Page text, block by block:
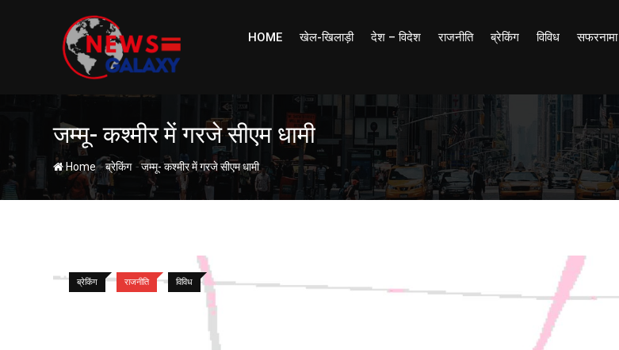
HOME खेल-खिलाड़ी देश – विदेश राजनीति ब्रेकिंग विविध सफरनामा
जम्मू- कश्मीर में गरजे सीएम धामी
Home-ब्रेकिंग-जम्मू- कश्मीर में गरजे सीएम धामी
ब्रेकिंग राजनीति विविध